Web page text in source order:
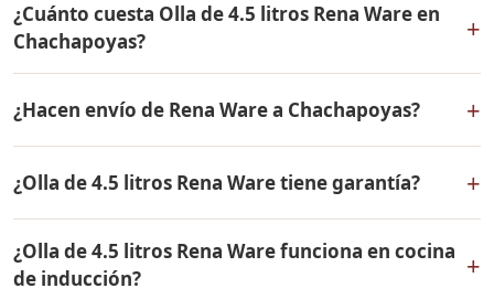
¿Cuánto cuesta Olla de 4.5 litros Rena Ware en
Chachapoyas?
+
todo el Perú. Contáctame por WhatsApp para conocer
el precio actual, promociones disponibles y facilidades
de pago en cuotas desde el 10% de inicial.
¿Hacen envío de Rena Ware a Chachapoyas? +
a Chachapoyas, Amazonas y a todo el Perú. El pago es
contra entrega.
¿Olla de 4.5 litros Rena Ware tiene garantía? +
vida contra defectos de fabricación. Todos los
productos Rena Ware están fabricados en acero
¿Olla de 4.5 litros Rena Ware funciona en cocina
de inducción?
+